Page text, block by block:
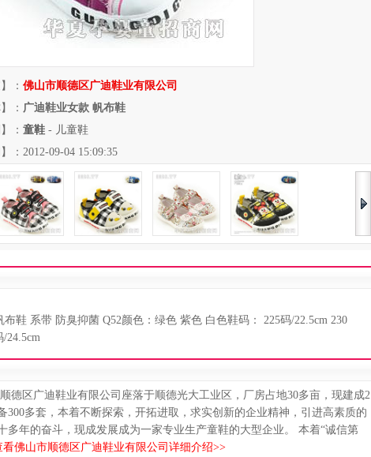
： 佛山市顺德区广迪鞋业有限公司
： 广迪鞋业女款 帆布鞋
： 童鞋 - 儿童鞋
：2012-09-04 15:09:35
鞋 系带 防臭抑菌 Q52颜色：绿色 紫色 白色鞋码： 225码/22.5cm 230
/24.5cm
德区广迪鞋业有限公司座落于顺德光大工业区，厂房占地30多亩，现建成2
300多套，本着不断探索，开拓进取，求实创新的企业精神，引进高素质的
多年的奋斗，现成发展成为一家专业生产童鞋的大型企业。 本着“诚信第
看佛山市顺德区广迪鞋业有限公司详细介绍>>